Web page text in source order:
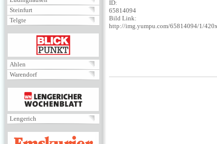
Steinfurt
Telgte
BLICKPUNKT
Ahlen
Warendorf
MENÜ
Lengerich
EMSKURIER
ID:
65814094
Bild Link:
http://img.yumpu.com/65814094/1/